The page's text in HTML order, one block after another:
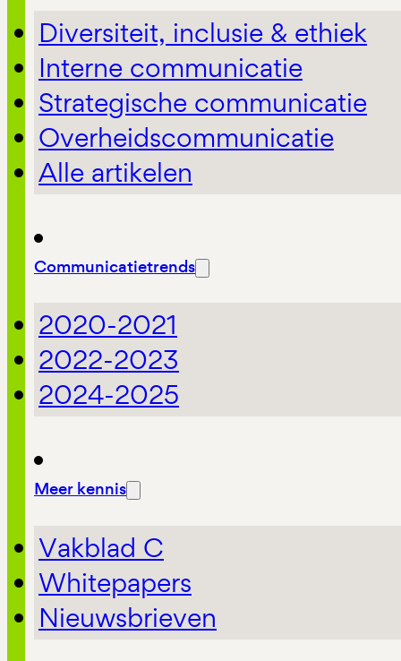
Diversiteit, inclusie & ethiek
Interne communicatie
Strategische communicatie
Overheidscommunicatie
Alle artikelen
Communicatietrends
2020-2021
2022-2023
2024-2025
Meer kennis
Vakblad C
Whitepapers
Nieuwsbrieven